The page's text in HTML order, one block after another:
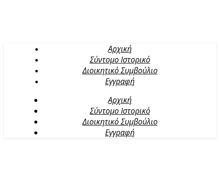
Αρχική
Σύντομο Ιστορικό
Διοικητικό Συμβούλιο
Εγγραφή
Αρχική
Σύντομο Ιστορικό
Διοικητικό Συμβούλιο
Εγγραφή